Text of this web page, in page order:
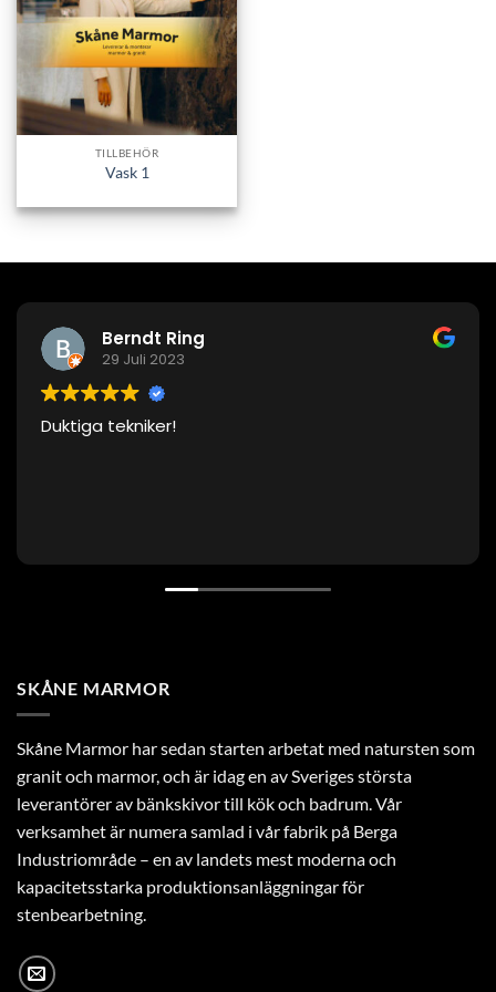
TILLBEHÖR
Vask 1
Berndt Ring
29 Juli 2023
Duktiga tekniker!
SKÅNE MARMOR
Skåne Marmor har sedan starten arbetat med natursten som
granit och marmor, och är idag en av Sveriges största
leverantörer av bänkskivor till kök och badrum. Vår
verksamhet är numera samlad i vår fabrik på Berga
Industriområde – en av landets mest moderna och
kapacitetsstarka produktionsanläggningar för
stenbearbetning.